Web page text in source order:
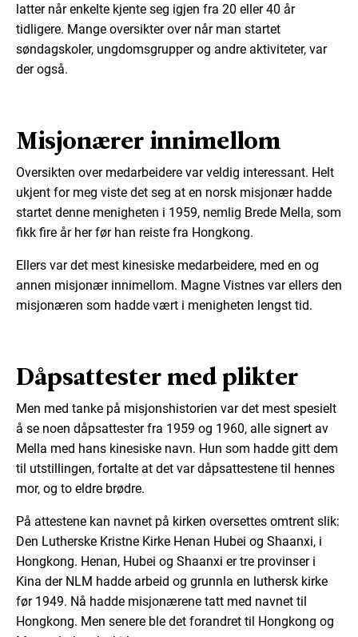
latter når enkelte kjente seg igjen fra 20 eller 40 år
tidligere. Mange oversikter over når man startet
søndagskoler, ungdomsgrupper og andre aktiviteter, var
der også.
Misjonærer innimellom
Oversikten over medarbeidere var veldig interessant. Helt
ukjent for meg viste det seg at en norsk misjonær hadde
startet denne menigheten i 1959, nemlig Brede Mella, som
fikk fire år her før han reiste fra Hongkong.
Ellers var det mest kinesiske medarbeidere, med en og
annen misjonær innimellom. Magne Vistnes var ellers den
misjonæren som hadde vært i menigheten lengst tid.
Dåpsattester med plikter
Men med tanke på misjonshistorien var det mest spesielt
å se noen dåpsattester fra 1959 og 1960, alle signert av
Mella med hans kinesiske navn. Hun som hadde gitt dem
til utstillingen, fortalte at det var dåpsattestene til hennes
mor, og to eldre brødre.
På attestene kan navnet på kirken oversettes omtrent slik:
Den Lutherske Kristne Kirke Henan Hubei og Shaanxi, i
Hongkong. Henan, Hubei og Shaanxi er tre provinser i
Kina der NLM hadde arbeid og grunnla en luthersk kirke
før 1949. Nå hadde misjonærene tatt med navnet til
Hongkong. Men senere ble det forandret til Hongkong og